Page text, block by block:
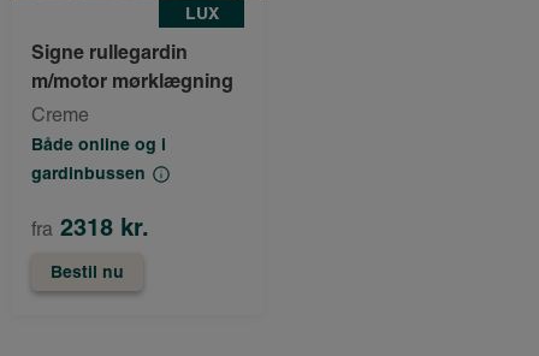
LUX
Signe rullegardin
m/motor mørklægning
Creme
Både online og i
gardinbussen
fra 2318 kr.
Bestil nu